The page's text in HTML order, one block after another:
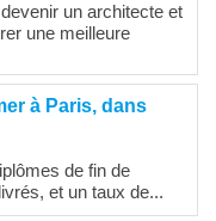
un architecte et
une meilleure
à Paris, dans
de fin de
et un taux de...